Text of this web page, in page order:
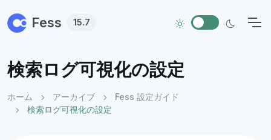
Fess 15.7
検索ログ可視化の設定
ホーム アーカイブ
Fess 設定ガイド
検索ログ可視化の設定